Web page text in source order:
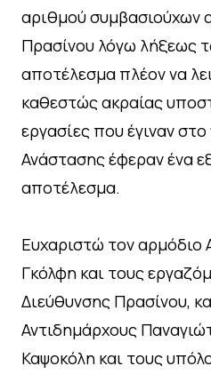
αριθμού συμβασιούχων
Πρασίνου λόγω λήξεως
αποτέλεσμα πλέον να
καθεστώς ακραίας
εργασίες που έγιναν
Ανάστασης έφεραν ένα
αποτέλεσμα.
Ευχαριστώ τον αρμόδιο
Γκόλφη και τους
Διεύθυνσης Πρασίνου,
Αντιδημάρχους
Καψοκόλη και τους